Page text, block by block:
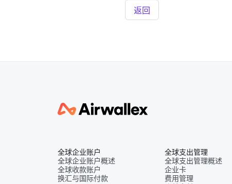
返回
全球企业账户
全球企业账户概述
全球收款账户
换汇与国际付款
全球支出管理
全球支出管理概述
企业卡
费用管理